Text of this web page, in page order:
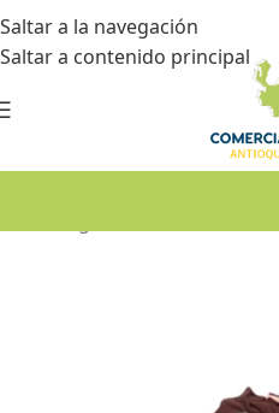
Saltar a la navegación
Saltar a contenido principal